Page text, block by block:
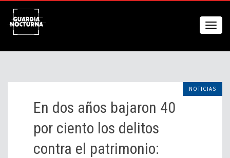
NOTICIAS
En dos años bajaron 40
por ciento los delitos
contra el patrimonio: